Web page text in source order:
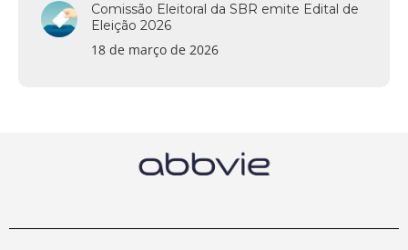
Comissão Eleitoral da SBR emite Edital de
Eleição 2026
18 de março de 2026